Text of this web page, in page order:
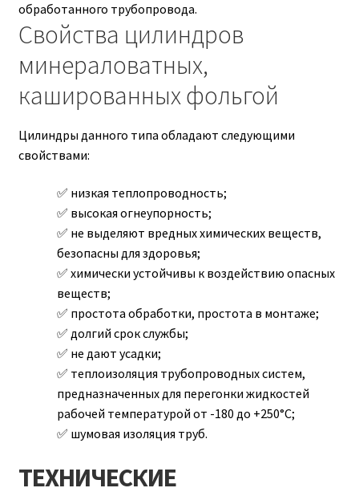
обработанного трубопровода.
Свойства цилиндров
минераловатных,
кашированных фольгой
Цилиндры данного типа обладают следующими
свойствами:
низкая теплопроводность;
высокая огнеупорность;
не выделяют вредных химических веществ,
безопасны для здоровья;
химически устойчивы к воздействию опасных
веществ;
простота обработки, простота в монтаже;
долгий срок службы;
не дают усадки;
теплоизоляция трубопроводных систем,
предназначенных для перегонки жидкостей
рабочей температурой от -180 до +250°C;
шумовая изоляция труб.
ТЕХНИЧЕСКИЕ